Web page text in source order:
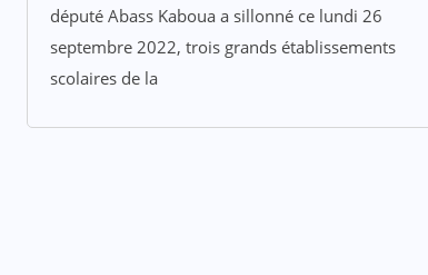
député Abass Kaboua a sillonné ce lundi 26
septembre 2022, trois grands établissements
scolaires de la